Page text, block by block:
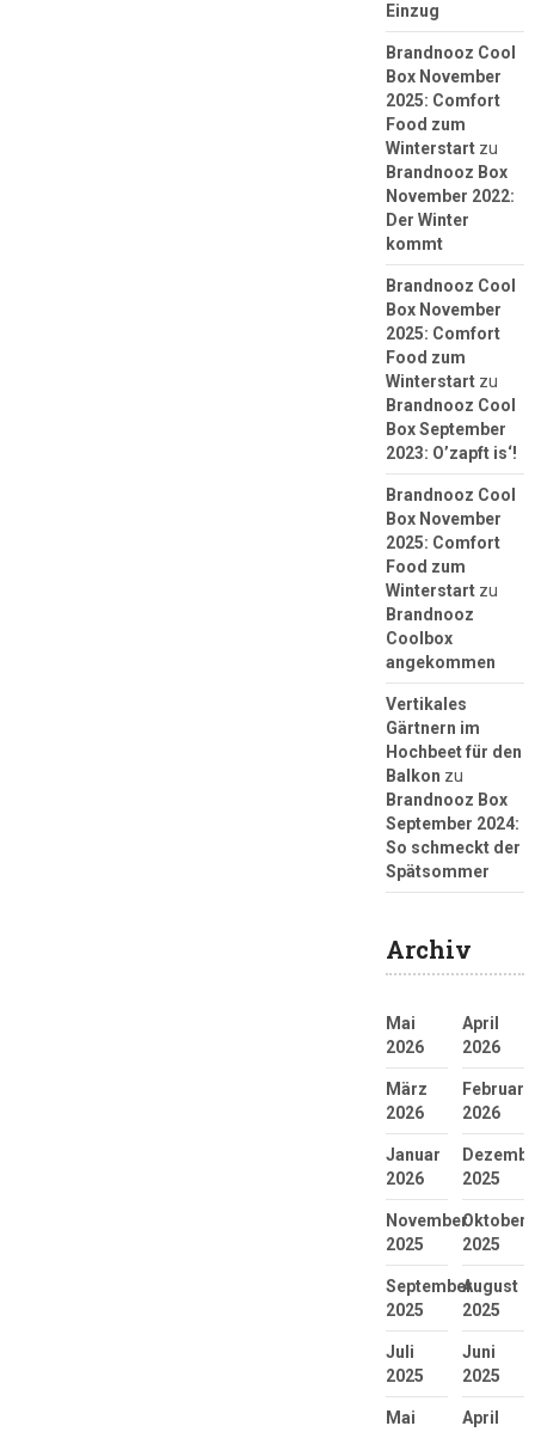
Einzug
Brandnooz Cool
Box November
2025: Comfort
Food zum
Winterstartzu
Brandnooz Box
November 2022:
Der Winter
kommt
Brandnooz Cool
Box November
2025: Comfort
Food zum
Winterstartzu
Brandnooz Cool
Box September
2023: O’zapft is‘!
Brandnooz Cool
Box November
2025: Comfort
Food zum
Winterstartzu
Brandnooz
Coolbox
angekommen
Vertikales
Gärtnern im
Hochbeet für den
Balkon zu
Brandnooz Box
September 2024:
So schmeckt der
Spätsommer
Archiv
Mai
2026
April
2026
März
2026
Februar
2026
Januar
2026
2025
November
2025
Oktober
2025
September
2025
August
2025
Juli
2025
Juni
2025
Mai April